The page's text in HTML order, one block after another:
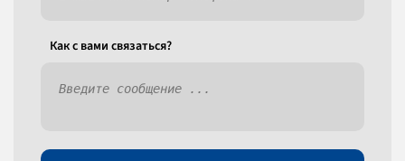
Как c вами связаться?